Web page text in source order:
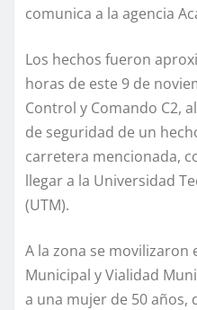
comunica a la agencia
Los hechos fueron
horas de este 9 de
Control y Comando C2,
de seguridad de un
carretera mencionada,
llegar a la Universidad
(UTM).
A la zona se movilizaron
Municipal y Vialidad
a una mujer de 50 años,